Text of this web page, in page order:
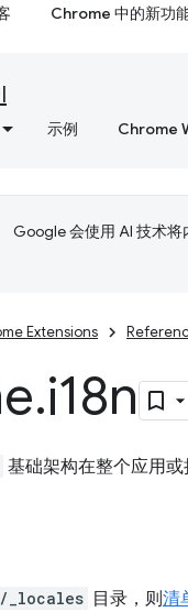
Chrome 中的新功
示例 Chrome
Google 会使用 AI 技术
Extensions
.i18n
基础架构在整个应用或
/_locales 目录，则清